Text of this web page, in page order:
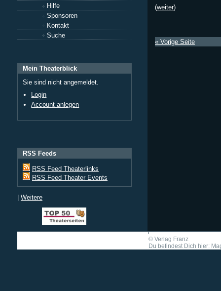
Hilfe
Sponsoren
Kontakt
Suche
Mein Theaterblick
Sie sind nicht angemeldet.
Login
Account anlegen
RSS Feeds
RSS Feed Theaterlinks
RSS Feed Theater Events
| Weitere
(weiter)
« Vorige Seite
© Verlag Franz
Du befindest Dich hier: